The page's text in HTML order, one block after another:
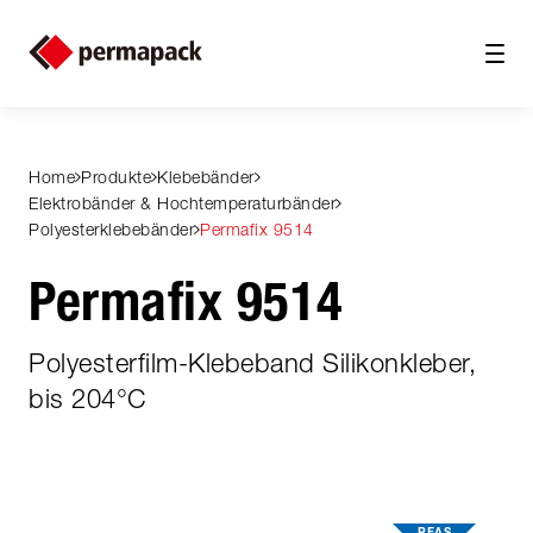
Home Produkte Klebebänder
Elektrobänder & Hochtemperaturbänder
Polyesterklebebänder Permafix 9514
Permafix 9514
Polyesterfilm-Klebeband Silikonkleber,
bis 204°C